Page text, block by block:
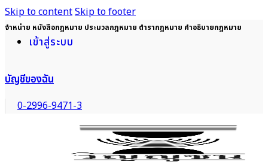
Skip to contentSkip to footer
จำหน่าย หนังสือกฎหมาย ประมวลกฎหมาย ตำรากฎหมาย คำอธิบายกฎหมาย
เข้าสู่ระบบ
บัญชีของฉัน
0-2996-9471-3